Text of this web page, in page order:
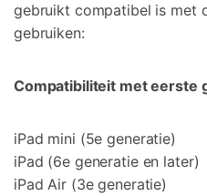
gebruikt compatibel is met
gebruiken:
Compatibiliteit met eerste
iPad mini (5e generatie)
iPad (6e generatie en later)
iPad Air (3e generatie)